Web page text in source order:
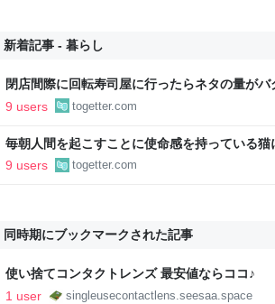
新着記事 - 暮らし
閉店間際に回転寿司屋に行ったらネタの量が
さないで」という声もあるが広報から「得々ゾ
9 users togetter.com
毎朝人間を起こすことに使命感を持っている
い」と伝えたらこの顔である
9 users togetter.com
同時期にブックマークされた記事
使い捨てコンタクトレンズ 最安値ならココ♪
1 user
singleusecontactlens.seesaa.space